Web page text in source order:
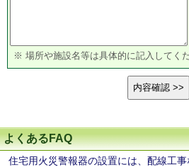
※ 場所や施設名等は具体的に記入してく
よくあるFAQ
住宅用火災警報器の設置には、配線工事